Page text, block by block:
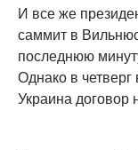
И все же
саммит в
последнюю
Однако в
Украина договор